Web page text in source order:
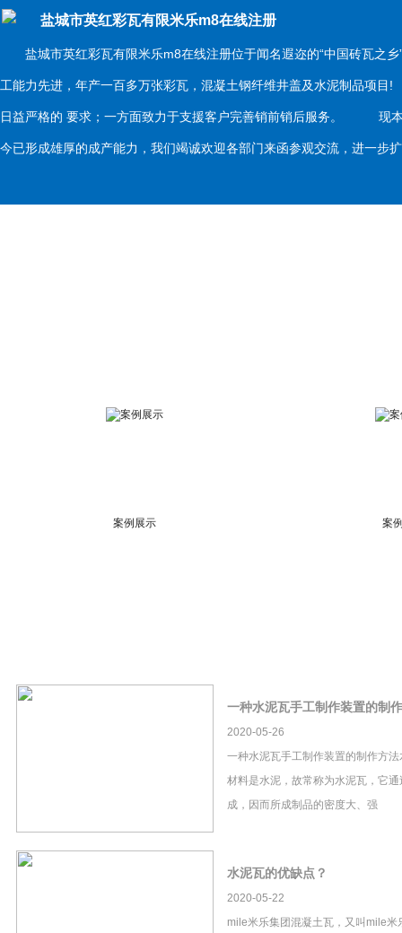
盐城市英红彩瓦有限米乐m8在线注册
盐城市英红彩瓦有限米乐m8在线注册位于闻名遐迩的“中国砖瓦之乡
工能力先进，年产一百多万张彩瓦，混凝土钢纤维井盖及水泥制品项
日益严格的 要求；一方面致力于支援客户完善销前销后服务。 现本
今已形成雄厚的成产能力，我们竭诚欢迎各部门来函参观交流，进一
案例展示 案
一种水泥瓦手工制作装置的制
2020-05-26
一种水泥瓦手工制作装置的制作方
材料是水泥，故常称为水泥瓦，它
成，因而所成制品的密度大、强
水泥瓦的优缺点？
2020-05-22
mile米乐集团混凝土瓦，又叫mile米